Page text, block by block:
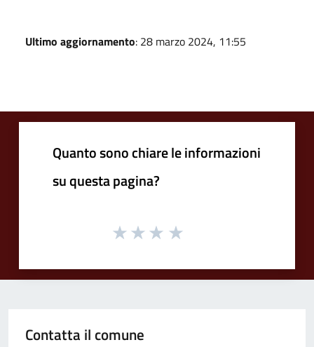
Ultimo aggiornamento: 28 marzo 2024, 11:55
Quanto sono chiare le informazioni
su questa pagina?
Contatta il comune